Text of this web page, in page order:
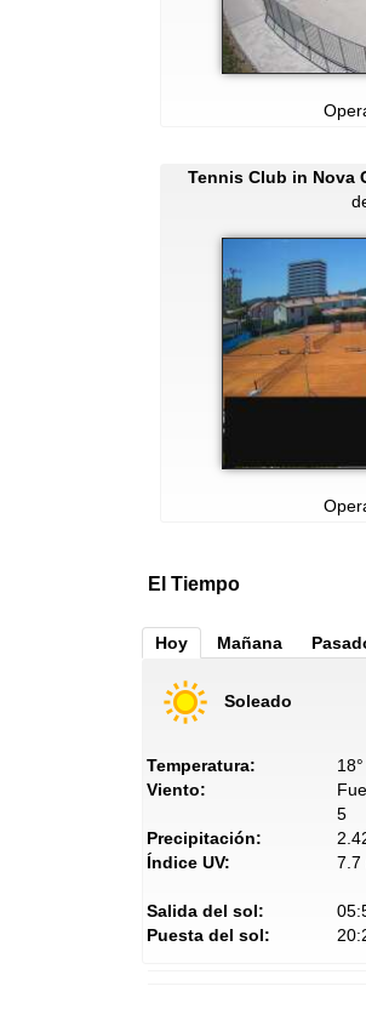
Tennis Club in Nova
El Tiempo
Hoy Mañana
Soleado
Temperatura:
Viento:
5
Precipitación:
Índice UV:
7.7
Salida del sol:
Puesta del sol: